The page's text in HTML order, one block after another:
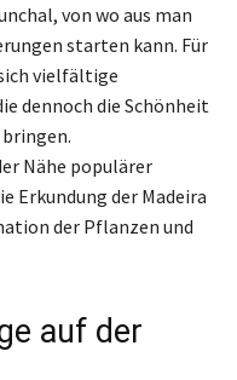
von wo aus man
starten kann. Für
vielfältige
dennoch die Schönheit
Nähe populärer
Erkundung der Madeira
der Pflanzen und
auf der